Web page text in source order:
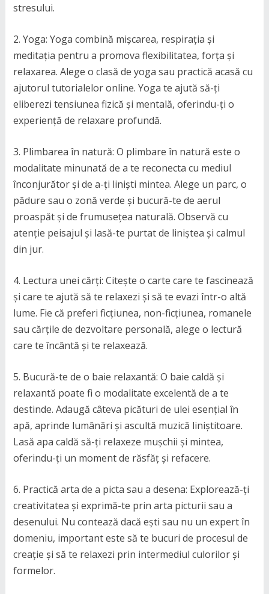
stresului.
2. Yoga: Yoga combină mișcarea, respirația și
meditația pentru a promova flexibilitatea, forța și
relaxarea. Alege o clasă de yoga sau practică acasă cu
ajutorul tutorialelor online. Yoga te ajută să-ți
eliberezi tensiunea fizică și mentală, oferindu-ți o
experiență de relaxare profundă.
3. Plimbarea în natură: O plimbare în natură este o
modalitate minunată de a te reconecta cu mediul
înconjurător și de a-ți liniști mintea. Alege un parc, o
pădure sau o zonă verde și bucură-te de aerul
proaspăt și de frumusețea naturală. Observă cu
atenție peisajul și lasă-te purtat de liniștea și calmul
din jur.
4. Lectura unei cărți: Citește o carte care te fascinează
și care te ajută să te relaxezi și să te evazi într-o altă
lume. Fie că preferi ficțiunea, non-ficțiunea, romanele
sau cărțile de dezvoltare personală, alege o lectură
care te încântă și te relaxează.
5. Bucură-te de o baie relaxantă: O baie caldă și
relaxantă poate fi o modalitate excelentă de a te
destinde. Adaugă câteva picături de ulei esențial în
apă, aprinde lumânări și ascultă muzică liniștitoare.
Lasă apa caldă să-ți relaxeze mușchii și mintea,
oferindu-ți un moment de răsfăț și refacere.
6. Practică arta de a picta sau a desena: Explorează-ți
creativitatea și exprimă-te prin arta picturii sau a
desenului. Nu contează dacă ești sau nu un expert în
domeniu, important este să te bucuri de procesul de
creație și să te relaxezi prin intermediul culorilor și
formelor.